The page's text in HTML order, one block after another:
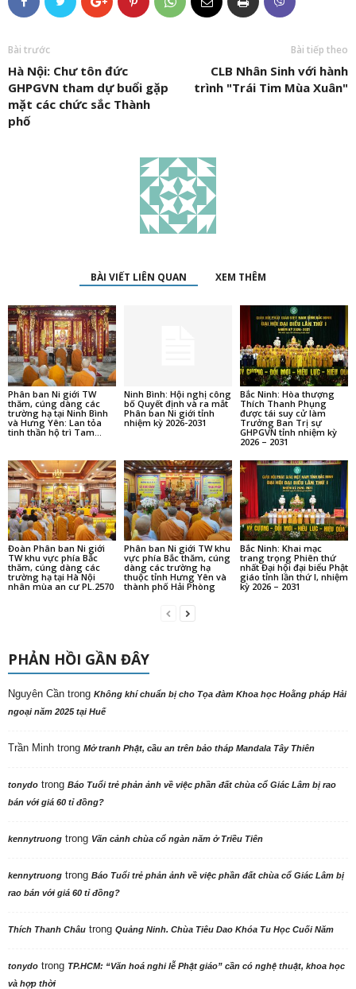
Bài trước
Hà Nội: Chư tôn đức
GHPGVN tham dự buổi gặp
mặt các chức sắc Thành
phố
Bài tiếp theo
CLB Nhân Sinh với hành
trình "Trái Tim Mùa Xuân"
BÀI VIẾT LIÊN QUAN XEM THÊM
Phân ban Ni giới TW
thăm, cúng dàng các
trường hạ tại Ninh Bình
và Hưng Yên: Lan tỏa
tinh thần hộ trì Tam...
Ninh Bình: Hội nghị công
bố Quyết định và ra mắt
Phân ban Ni giới tỉnh
nhiệm kỳ 2026-2031
Bắc Ninh: Hòa thượng
Thích Thanh Phụng
được tái suy cử làm
Trưởng Ban Trị sự
GHPGVN tỉnh nhiệm kỳ
2026 – 2031
Đoàn Phân ban Ni giới
TW khu vực phía Bắc
thăm, cúng dàng các
trường hạ tại Hà Nội
nhân mùa an cư PL.2570
Phân ban Ni giới TW khu
vực phía Bắc thăm, cúng
dàng các trường hạ
thuộc tỉnh Hưng Yên và
thành phố Hải Phòng
Bắc Ninh: Khai mạc
trang trọng Phiên thứ
nhất Đại hội đại biểu Phật
giáo tỉnh lần thứ I, nhiệm
kỳ 2026 – 2031
PHẢN HỒI GẦN ĐÂY
Nguyên Cần trong Không khí chuẩn bị cho Tọa đàm Khoa học Hoằng pháp Hải
ngoại năm 2025 tại Huế
Trần Minh trong Mở tranh Phật, cầu an trên bảo tháp Mandala Tây Thiên
tonydo trong Báo Tuổi trẻ phản ảnh về việc phần đất chùa cổ Giác Lâm bị rao
bán với giá 60 tỉ đồng?
kennytruong trong Vãn cảnh chùa cổ ngàn năm ở Triều Tiên
kennytruong trong Báo Tuổi trẻ phản ảnh về việc phần đất chùa cổ Giác Lâm bị
rao bán với giá 60 tỉ đồng?
Thích Thanh Châu trong Quảng Ninh. Chùa Tiêu Dao Khóa Tu Học Cuối Năm
tonydo trong TP.HCM: “Văn hoá nghi lễ Phật giáo” cần có nghệ thuật, khoa học
và hợp thời